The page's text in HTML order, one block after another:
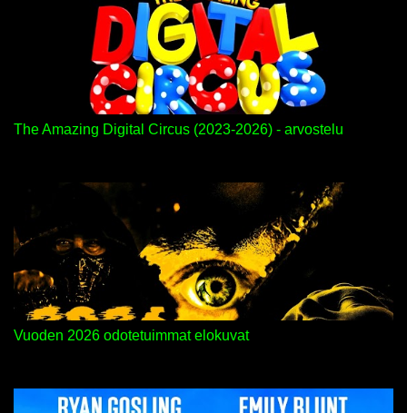
The Amazing Digital Circus (2023-2026) - arvostelu
Vuoden 2026 odotetuimmat elokuvat